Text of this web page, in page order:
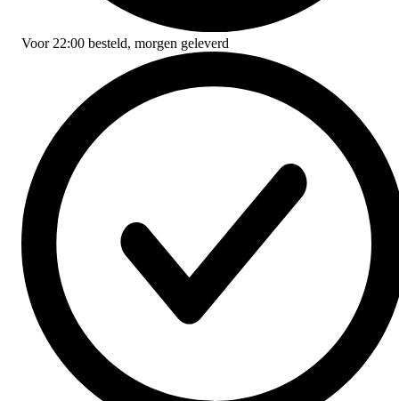
Voor 22:00 besteld, morgen geleverd